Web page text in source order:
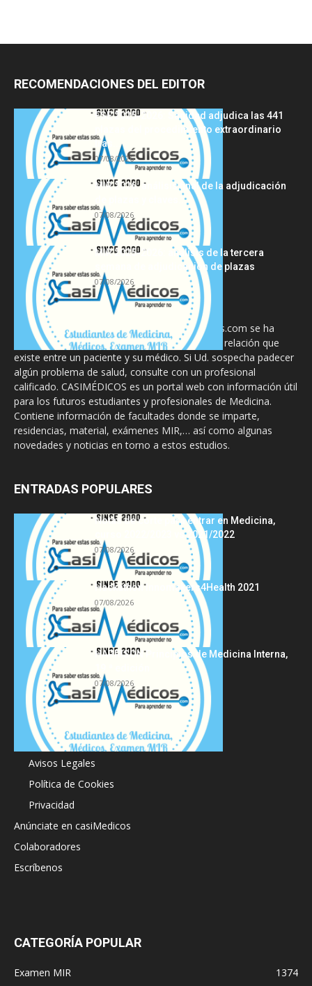
RECOMENDACIONES DEL EDITOR
FSE 2025-2026: Sanidad adjudica las 441
plazas del procedimiento extraordinario
tras...
07/08/2026
MIR 2026: análisis final de la adjudicación
de plazas y claves...
07/08/2026
MIR 2025-2026: análisis de la tercera
semana de adjudicación de plazas
07/08/2026
La información proporcionada en CasiMedicos.com se ha
diseñado para complementar, no substituir, la relación que
existe entre un paciente y su médico. Si Ud. sospecha padecer
algún problema de salud, consulte con un profesional
calificado. CASIMÉDICOS es un portal web con información útil
para los futuros estudiantes y profesionales de Medicina.
Contiene información de facultades donde se imparte,
residencias, material, exámenes MIR,… así como algunas
novedades y noticias en torno a estos estudios.
ENTRADAS POPULARES
Notas de corte para entrar en Medicina,
curso 2022/2023 vs 2021/2022
07/08/2026
Hackathon Innomakers4Health 2021
07/08/2026
HARRISON Principios de Medicina Interna,
07/08/2026
Acerca de
Avisos Legales
Política de Cookies
Privacidad
Anúnciate en casiMedicos
Colaboradores
Escríbenos
CATEGORÍA POPULAR
Examen MIR
1374